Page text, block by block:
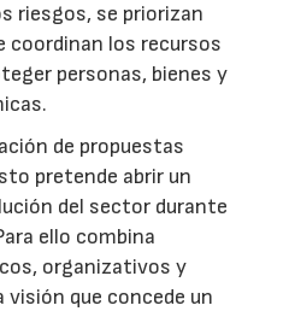
riesgos, se priorizan
coordinan los recursos
personas, bienes y
de propuestas
pretende abrir un
del sector durante
ello combina
organizativos y
que concede un